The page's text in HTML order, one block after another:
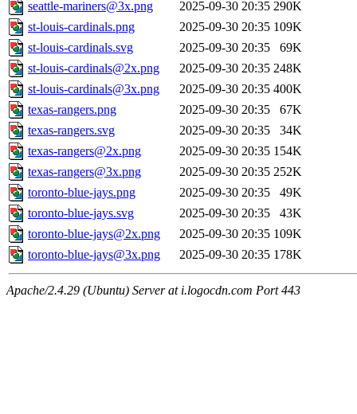
seattle-mariners@3x.png
2025-09-30 20:35 290K
st-louis-cardinals.png
2025-09-30 20:35 109K
st-louis-cardinals.svg
2025-09-30 20:35
69K
st-louis-cardinals@2x.png
2025-09-30 20:35 248K
st-louis-cardinals@3x.png
2025-09-30 20:35 400K
texas-rangers.png
2025-09-30 20:35
67K
texas-rangers.svg
2025-09-30 20:35
34K
texas-rangers@2x.png
2025-09-30 20:35 154K
texas-rangers@3x.png
2025-09-30 20:35 252K
toronto-blue-jays.png
2025-09-30 20:35
49K
toronto-blue-jays.svg
2025-09-30 20:35
43K
toronto-blue-jays@2x.png
2025-09-30 20:35 109K
toronto-blue-jays@3x.png
2025-09-30 20:35 178K
Apache/2.4.29 (Ubuntu) Server at i.logocdn.com Port 443